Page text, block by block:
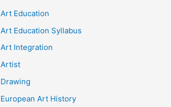
Art Education
Art Education Syllabus
Art Integration
Artist
Drawing
European Art History